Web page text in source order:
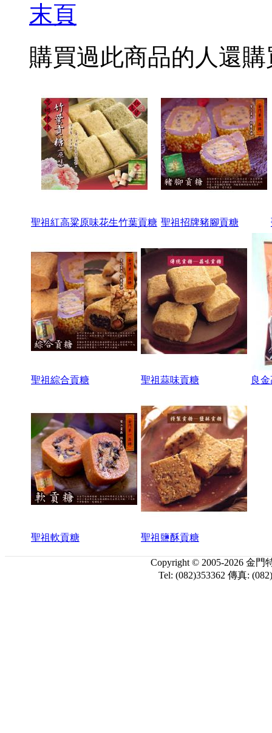
末頁
購買過此商品的人還購
聖祖紅高粱原味花生竹葉貢糖 聖祖招牌豬腳貢糖
聖祖綜合貢糖 聖祖蒜味貢糖 良
聖祖軟貢糖 聖祖鹽酥貢糖
Copyright © 2005-2026 金
Tel: (082)353362 傳真: